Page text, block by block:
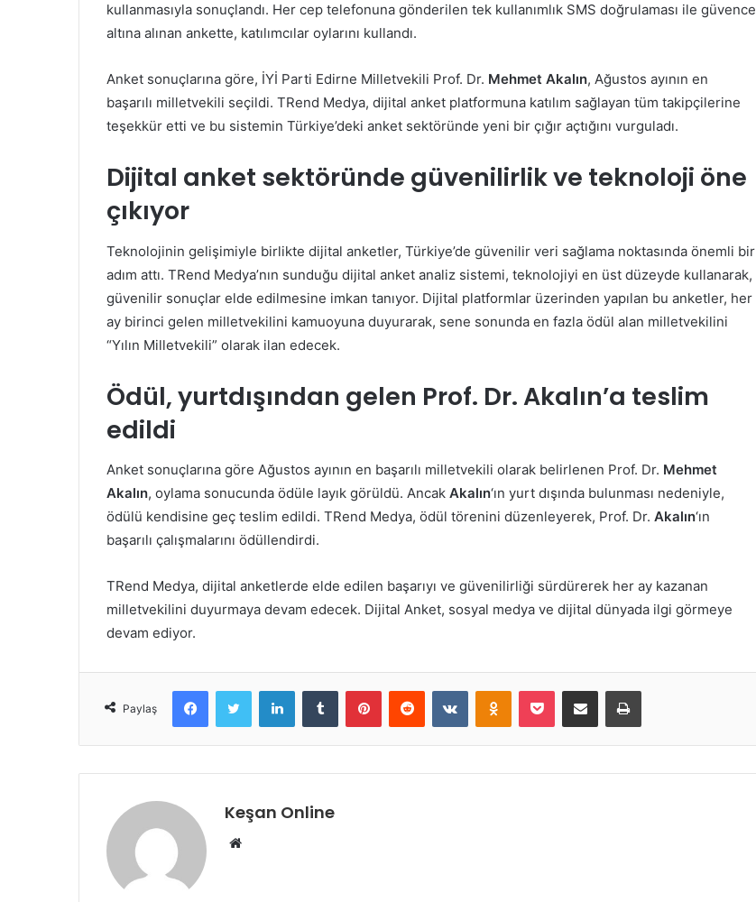
kullanmasıyla sonuçlandı. Her cep telefonuna gönderilen tek kullanımlık SMS doğrulaması ile güvence
altına alınan ankette, katılımcılar oylarını kullandı.
Anket sonuçlarına göre, İYİ Parti Edirne Milletvekili Prof. Dr. Mehmet Akalın, Ağustos ayının en
başarılı milletvekili seçildi. TRend Medya, dijital anket platformuna katılım sağlayan tüm takipçilerine
teşekkür etti ve bu sistemin Türkiye’deki anket sektöründe yeni bir çığır açtığını vurguladı.
Dijital anket sektöründe güvenilirlik ve teknoloji öne
çıkıyor
Teknolojinin gelişimiyle birlikte dijital anketler, Türkiye’de güvenilir veri sağlama noktasında önemli bir
adım attı. TRend Medya’nın sunduğu dijital anket analiz sistemi, teknolojiyi en üst düzeyde kullanarak,
güvenilir sonuçlar elde edilmesine imkan tanıyor. Dijital platformlar üzerinden yapılan bu anketler, her
ay birinci gelen milletvekilini kamuoyuna duyurarak, sene sonunda en fazla ödül alan milletvekilini
“Yılın Milletvekili” olarak ilan edecek.
Ödül, yurtdışından gelen Prof. Dr. Akalın’a teslim
edildi
Anket sonuçlarına göre Ağustos ayının en başarılı milletvekili olarak belirlenen Prof. Dr. Mehmet
Akalın, oylama sonucunda ödüle layık görüldü. Ancak Akalın‘ın yurt dışında bulunması nedeniyle,
ödülü kendisine geç teslim edildi. TRend Medya, ödül törenini düzenleyerek, Prof. Dr. Akalın‘ın
başarılı çalışmalarını ödüllendirdi.
TRend Medya, dijital anketlerde elde edilen başarıyı ve güvenilirliği sürdürerek her ay kazanan
milletvekilini duyurmaya devam edecek. Dijital Anket, sosyal medya ve dijital dünyada ilgi görmeye
devam ediyor.
Paylaş
FacebookTwitter LinkedInTumblr PinterestReddit VKontakteOdnoklassniki
Pocket E-Posta ile paylaş Yazdır
Keşan Online
Web